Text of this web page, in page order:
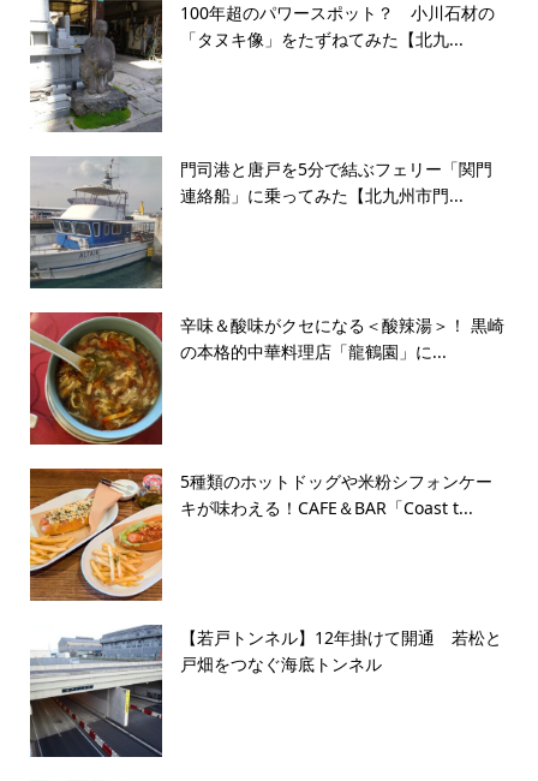
100年超のパワースポット？ 小川石材の
「タヌキ像」をたずねてみた【北九...
門司港と唐戸を5分で結ぶフェリー「関門
連絡船」に乗ってみた【北九州市門...
辛味＆酸味がクセになる＜酸辣湯＞！ 黒崎
の本格的中華料理店「龍鶴園」に...
5種類のホットドッグや米粉シフォンケー
キが味わえる！CAFE＆BAR「Coast t...
【若戸トンネル】12年掛けて開通 若松と
戸畑をつなぐ海底トンネル